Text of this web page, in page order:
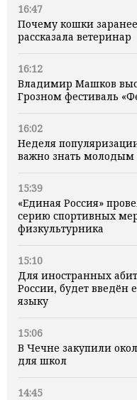
16:47
Почему кошки
рассказала ветеринар
16:12
Владимир Машков
Грозном фестиваль
16:02
Неделя
важно знать
15:39
«Единая Россия»
серию спортивных
физкультурника
15:10
Для иностранных
России, будет введён
языку
15:06
В Чечне закупили
для школ
14:45